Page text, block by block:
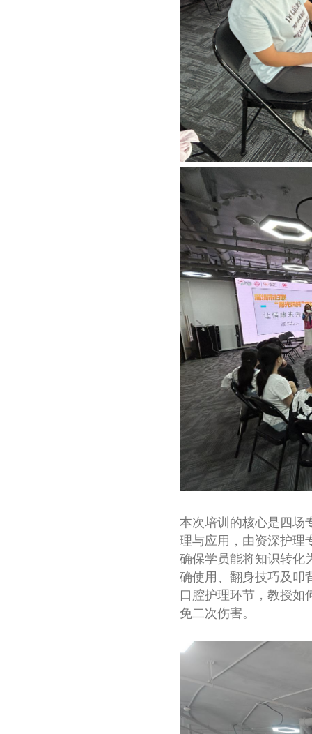
本次培训的核心是四场
理与应用，由资深护理
确保学员能将知识转化
确使用、翻身技巧及叩
口腔护理环节，教授如
免二次伤害。